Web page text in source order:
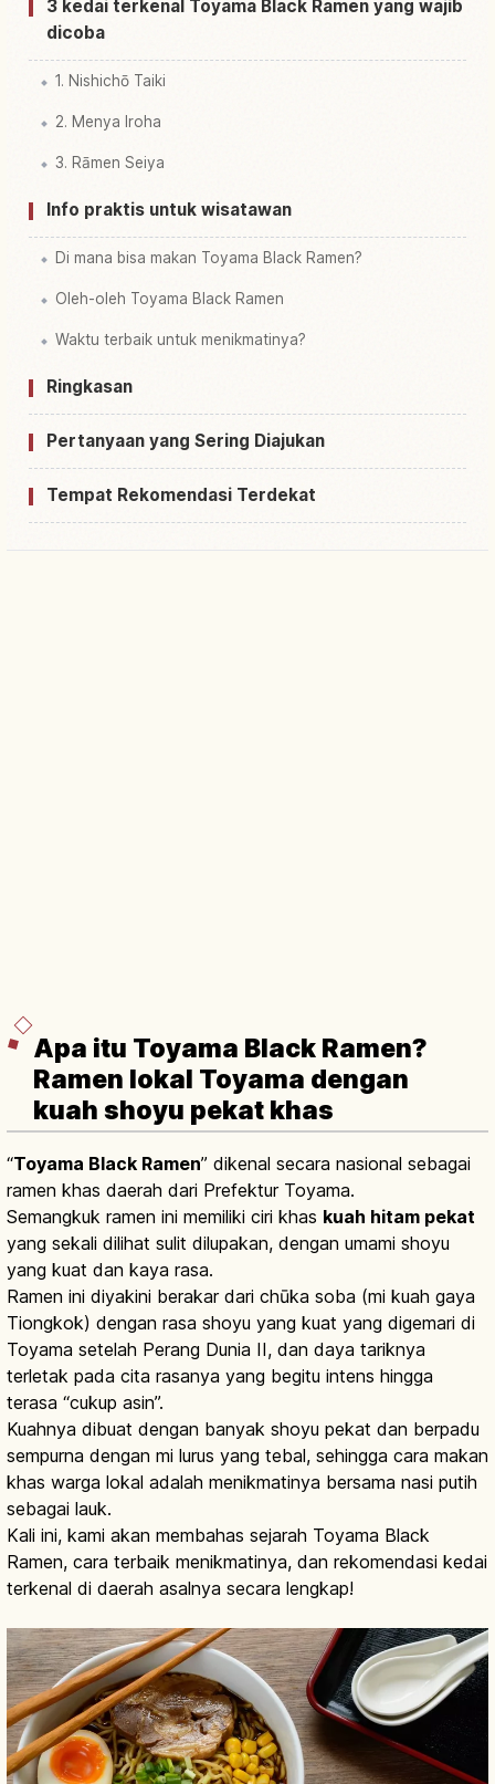
3 kedai terkenal Toyama Black Ramen yang wajib
dicoba
1. Nishichō Taiki
2. Menya Iroha
3. Rāmen Seiya
Info praktis untuk wisatawan
Di mana bisa makan Toyama Black Ramen?
Oleh-oleh Toyama Black Ramen
Waktu terbaik untuk menikmatinya?
Ringkasan
Pertanyaan yang Sering Diajukan
Tempat Rekomendasi Terdekat
Apa itu Toyama Black Ramen?
Ramen lokal Toyama dengan
kuah shoyu pekat khas
“Toyama Black Ramen” dikenal secara nasional sebagai
ramen khas daerah dari Prefektur Toyama.
Semangkuk ramen ini memiliki ciri khas kuah hitam pekat
yang sekali dilihat sulit dilupakan, dengan umami shoyu
yang kuat dan kaya rasa.
Ramen ini diyakini berakar dari chūka soba (mi kuah gaya
Tiongkok) dengan rasa shoyu yang kuat yang digemari di
Toyama setelah Perang Dunia II, dan daya tariknya
terletak pada cita rasanya yang begitu intens hingga
terasa “cukup asin”.
Kuahnya dibuat dengan banyak shoyu pekat dan berpadu
sempurna dengan mi lurus yang tebal, sehingga cara makan
khas warga lokal adalah menikmatinya bersama nasi putih
sebagai lauk.
Kali ini, kami akan membahas sejarah Toyama Black
Ramen, cara terbaik menikmatinya, dan rekomendasi kedai
terkenal di daerah asalnya secara lengkap!